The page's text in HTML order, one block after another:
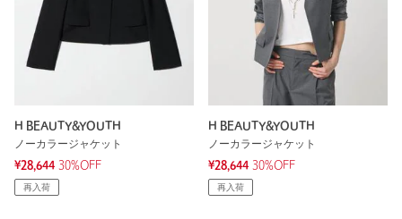
H BEAUTY&YOUTH
ノーカラージャケット
¥28,644 30%OFF
再入荷
H BEAUTY&YOUTH
ノーカラージャケット
¥28,644 30%OFF
再入荷